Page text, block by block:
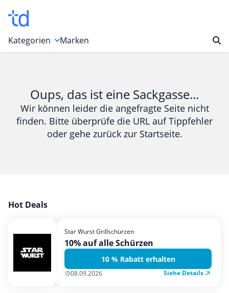
Kategorien
Bücher & Magazine
Computer & Elektronik
Entertainment & Media
Garten, Haushalt & Tiere
Mobilfunk & Internet
Mode & Accessoires
Shopping
Marken
Oups, das ist eine Sackgasse...
Wir können leider die angefragte Seite nicht
finden. Bitte überprüfe die URL auf Tippfehler
oder gehe zurück zur Startseite.
Hot Deals
Star Wurst Grillschürzen
10% auf alle Schürzen
10 % Rabatt erhalten
08.09.2026 Siehe Details